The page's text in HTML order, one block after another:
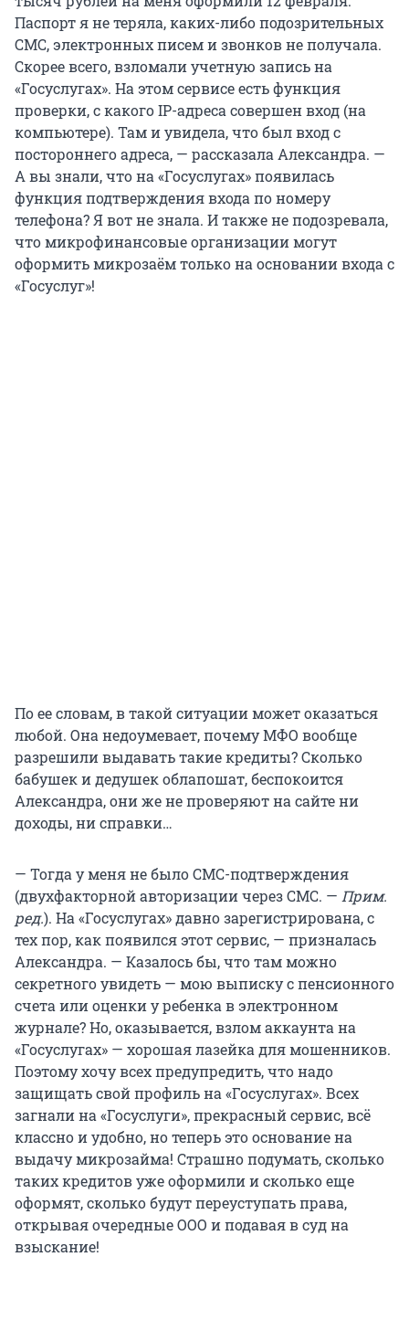
Паспорт я не теряла, каких-либо подозрительных
СМС, электронных писем и звонков не получала.
Скорее всего, взломали учетную запись на
«Госуслугах». На этом сервисе есть функция
проверки, с какого IP-адреса совершен вход (на
компьютере). Там и увидела, что был вход с
постороннего адреса, — рассказала Александра. —
А вы знали, что на «Госуслугах» появилась
функция подтверждения входа по номеру
телефона? Я вот не знала. И также не подозревала,
что микрофинансовые организации могут
оформить микрозаём только на основании входа с
«Госуслуг»!
По ее словам, в такой ситуации может оказаться
любой. Она недоумевает, почему МФО вообще
разрешили выдавать такие кредиты? Сколько
бабушек и дедушек облапошат, беспокоится
Александра, они же не проверяют на сайте ни
доходы, ни справки…
— Тогда у меня не было СМС-подтверждения
(двухфакторной авторизации через СМС. — Прим.
ред.). На «Госуслугах» давно зарегистрирована, с
тех пор, как появился этот сервис, — призналась
Александра. — Казалось бы, что там можно
секретного увидеть — мою выписку с пенсионного
счета или оценки у ребенка в электронном
журнале? Но, оказывается, взлом аккаунта на
«Госуслугах» — хорошая лазейка для мошенников.
Поэтому хочу всех предупредить, что надо
защищать свой профиль на «Госуслугах». Всех
загнали на «Госуслуги», прекрасный сервис, всё
классно и удобно, но теперь это основание на
выдачу микрозайма! Страшно подумать, сколько
таких кредитов уже оформили и сколько еще
оформят, сколько будут переуступать права,
открывая очередные ООО и подавая в суд на
взыскание!